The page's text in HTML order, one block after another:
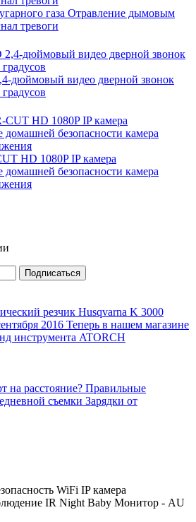
газа Отравление дымовым
тревоги
дюймовый видео дверной звонок
HD 1080P IP камера
безопасности камера
Подписаться
резчик Husqvarna K 3000
2016 Теперь в нашем магазине
инструмента ATORCH
на расстояние? Правильные
съемки Зарядки от
WiFi IP камера
IR Night Baby Монитор - AU